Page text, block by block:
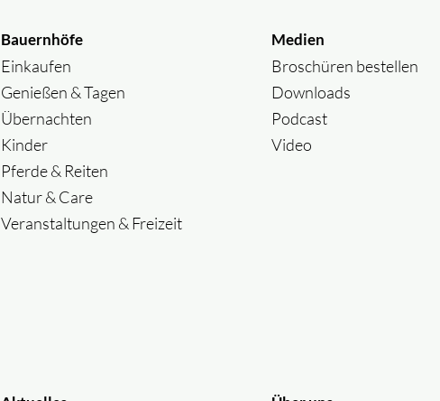
Bauernhöfe
Einkaufen
Genießen & Tagen
Übernachten
Kinder
Pferde & Reiten
Natur & Care
Veranstaltungen & Freizeit
Medien
Broschüren bestellen
Downloads
Podcast
Video